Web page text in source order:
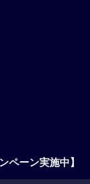
ペーン実施中】